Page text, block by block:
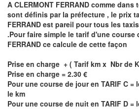
A CLERMONT FERRAND comme dans
sont définis par la préfecture , le prix
FERRAND est pareil pour tous les
.Pour faire simple le tarif d'une course
FERRAND ce calcule de cette façon
Prise en charge + ( Tarif km x Nbr de
Prise en charge = 2.30 €
Pour une course de jour en TARIF C =
le km
Pour une course de nuit en TARIF D =